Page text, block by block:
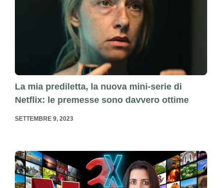
La mia prediletta, la nuova mini-serie di
Netflix: le premesse sono davvero ottime
SETTEMBRE 9, 2023